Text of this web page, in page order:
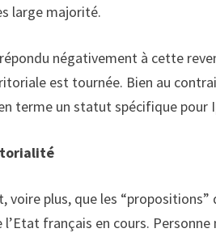
large majorité.
négativement à cette
est tournée. Bien au
terme un statut spécifique pour
voire plus, que les
français en cours.